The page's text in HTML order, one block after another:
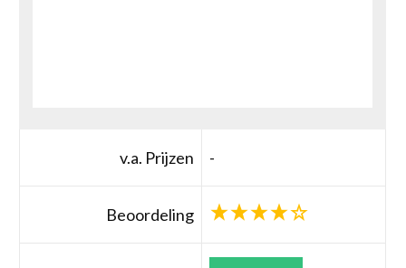
v.a. Prijzen -
Beoordeling